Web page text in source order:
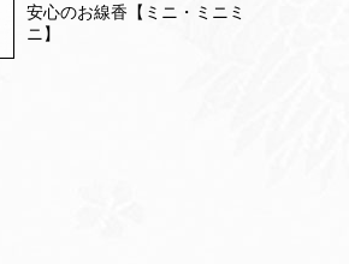
安心のお線香【ミニ・ミニミ
ニ】